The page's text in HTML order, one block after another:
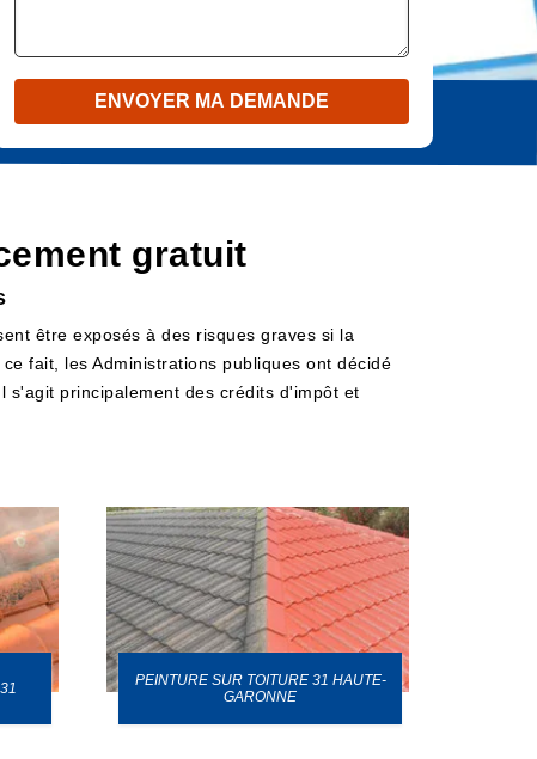
gratuit
être exposés à des risques graves si la
fait, les Administrations publiques ont décidé
s'agit principalement des crédits d'impôt et
PEINTURE SUR TOITURE 31 HAUTE-
GARONNE